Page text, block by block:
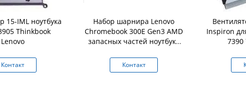
15-IML ноутбука
Thinkbook
Lenovo
Контакт
Набор шарнира Lenovo
Chromebook 300E Gen3 AMD
запасных частей ноутбука
Контакт
Inspiron
7390